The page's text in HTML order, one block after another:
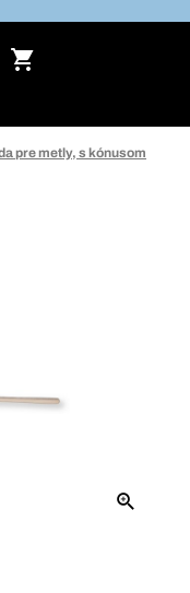
pre metly, s kónusom